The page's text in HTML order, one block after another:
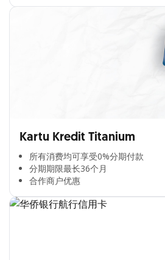
Kartu Kredit Titanium
所有消费均可享受0%分期付款​
分期期限最长36个月​
合作商户优惠​